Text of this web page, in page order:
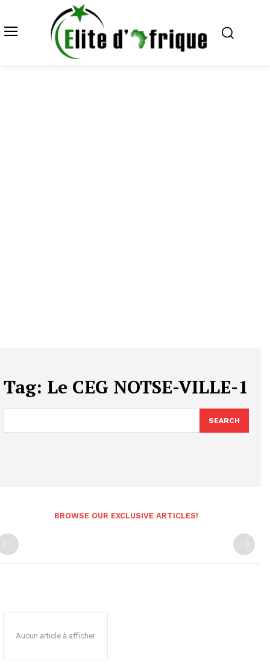
Tag: Le CEG NOTSE-VILLE-1
SEARCH
BROWSE OUR EXCLUSIVE ARTICLES!
Aucun article à afficher